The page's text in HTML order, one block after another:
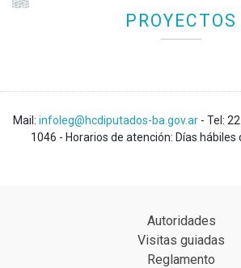
PROYECTOS
Mail: infoleg@hcdiputados-ba.gov.ar - Tel:
1046 - Horarios de atención: Días hábiles
Autoridades
Visitas guiadas
Reglamento